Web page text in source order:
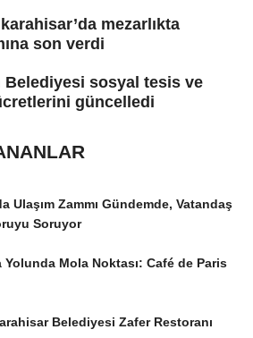
mezarlıkta
son verdi
Belediyesi sosyal tesis ve
güncelledi
Ulaşım Zammı Gündemde, Vatandaş
Soruyor
Yolunda Mola Noktası: Café de Paris
Belediyesi Zafer Restoranı